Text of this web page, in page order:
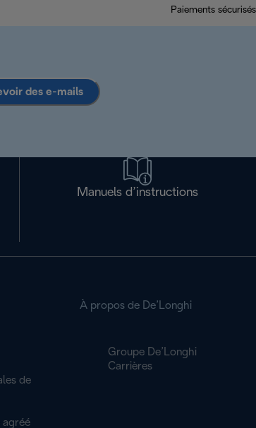
Paiements sécurisés
des e-mails
Manuels d’instructions
de
agréé
À propos de De’Longhi
Groupe De’Longhi
Carrières